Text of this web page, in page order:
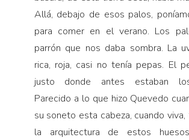
Allá, debajo de esos palos,
para comer en el verano. Los
parrón que nos daba sombra. La
rica, roja, casi no tenía pepas. El
justo donde antes estaban
Parecido a lo que hizo Quevedo
su soneto esta cabeza, cuando
la arquitectura de estos